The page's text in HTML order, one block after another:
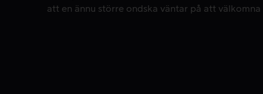
att en ännu större ondska väntar på att